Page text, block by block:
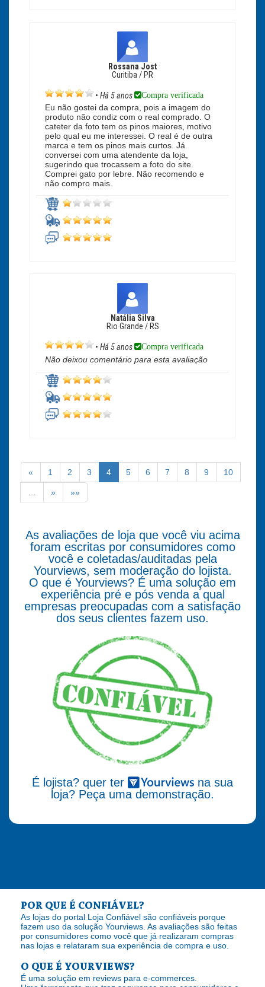
Rossana Jost
Curitiba / PR
• Há 5 anos Compra verificada
Eu não gostei da compra, pois a imagem do
produto não condiz com o real comprado. O
cateter da foto tem os pinos maiores, motivo
pelo qual eu me interessei. O real é de outra
marca e tem os pinos mais curtos. Já
conversei com uma atendente da loja,
sugerindo que trocassem a foto do site.
Comprei gato por lebre. Não recomendo e
não compro mais.
Natália Silva
Rio Grande / RS
• Há 5 anos Compra verificada
Não deixou comentário para esta avaliação
« 1 2 3 4 5 6 7 8 9 10
» »»
As avaliações de loja que você viu acima
foram escritas por consumidores como
você e coletadas/auditadas pela
Yourviews, sem moderação do lojista.
O que é Yourviews? É uma solução em
experiência pré e pós venda a qual
empresas preocupadas com a satisfação
dos seus clientes fazem uso.
É lojista? quer ter
na sua
loja? Peça uma demonstração.
POR QUE É CONFIÁVEL?
As lojas do portal Loja Confiável são confiáveis porque
fazem uso da solução Yourviews. As avaliações são feitas
por consumidores como você que já realizaram compras
nas lojas e relataram sua experiência de compra e uso.
O QUE É YOURVIEWS?
É uma solução em reviews para e-commerces.